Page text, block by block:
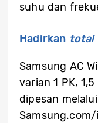
suhu dan
Hadirkan total
Samsung AC
varian 1 PK,
dipesan melalui